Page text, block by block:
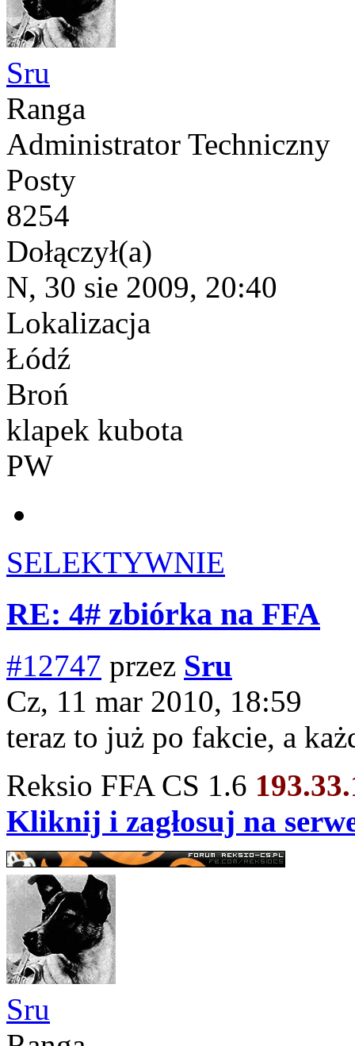
Sru
Ranga
Administrator Techniczny
Posty
8254
Dołączył(a)
N, 30 sie 2009, 20:40
Lokalizacja
Łódź
Broń
klapek kubota
PW
SELEKTYWNIE
RE: 4# zbiórka na FFA
#12747 przez Sru
Cz, 11 mar 2010, 18:59
teraz to już po fakcie, a
Reksio FFA CS 1.6
Kliknij i zagłosuj na
Sru